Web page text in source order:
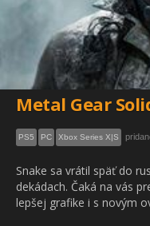
Metal Gear
PS5 PC Xbox Series X|S
Snake sa vrátil späť do
dekádach. Čaká na vás
lepšej grafike i s novým